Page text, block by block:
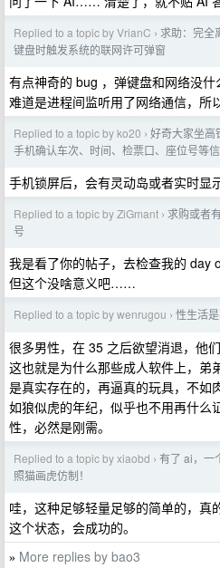
Replied to a topic by VrianC › 求助：完全
键盘时触发系统的联网许可弹窗
有点神奇的 bug ，弹键盘和网络没什
难道是进程间监听用了网络通信，所
Replied to a topic by ko20 › 好奇大家坐高
手机确认车次、时间、检票口、座位号等信
手机锁屏后，会有灵动岛或者实时显
Replied to a topic by ZiGmant › 求购或者
号
我是看了你的帖子，去检查我的 day
但这个没啥意义吧……
Replied to a topic by wenrugou › 性生活
很多男性，在 35 之后欲望消退，他
这也就是为什么那些成人软件上，弟
是真实存在的，再逼真的玩具，不如
如狼似虎的年纪，似乎也不用再什么
性，必然是刚需。
Replied to a topic by xiaobd › 有了 ai，一
照猫画虎仿制！
哇，这种足够轻量足够的简单的，真
这个状态，会成功的。
» More replies by bao3